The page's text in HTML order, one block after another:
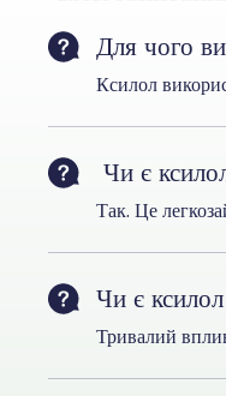
Для чого
Ксилол
Чи є
Так. Це
Чи є
Тривалий